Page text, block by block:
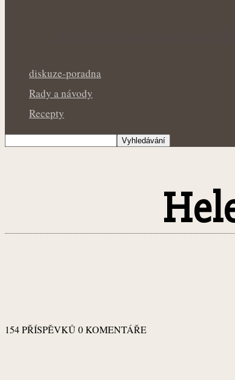
diskuze-poradna
Rady a návody
Recepty
154 PŘÍSPĚVKŮ 0 KOMENTÁŘE